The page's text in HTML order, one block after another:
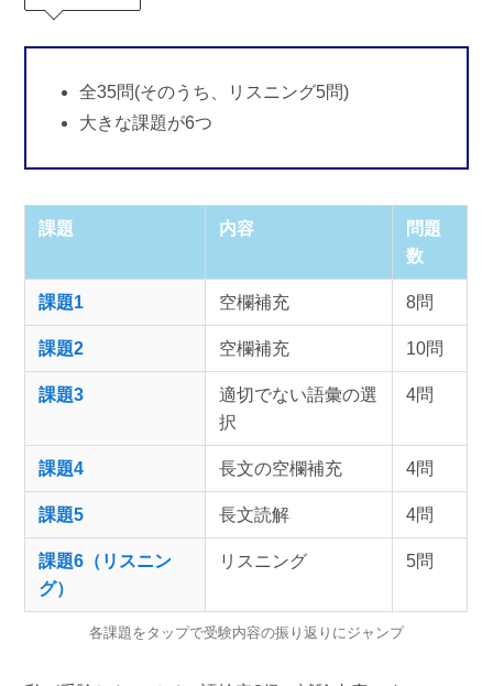
全35問(そのうち、リスニング5問)
大きな課題が6つ
課題 内容
問題
数
課題1 空欄補充 8問
課題2 空欄補充 10問
課題3
適切でない語彙の選
択
4問
課題4 長文の空欄補充 4問
課題5 長文読解 4問
課題6（リスニン
グ）
リスニング 5問
各課題をタップで受験内容の振り返りにジャンプ